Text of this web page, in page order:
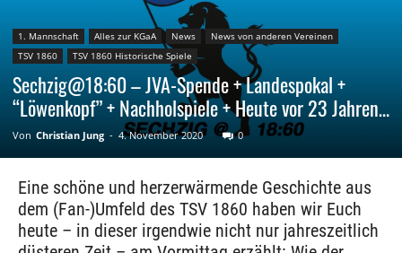
1. Mannschaft Alles zur KGaA News
News von anderen Vereinen
TSV 1860
TSV 1860 Historische Spiele
Sechzig@18:60 – JVA-Spende + Landespokal +
“Löwenkopf” + Nachholspiele + Heute vor 23 Jahren…
Von Christian Jung - 4. November 2020 0
Eine schöne und herzerwärmende Geschichte aus
dem (Fan-)Umfeld des TSV 1860 haben wir Euch
heute – in dieser irgendwie nicht nur jahreszeitlich